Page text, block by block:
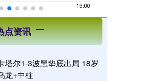
点资讯
塔尔1-3波黑垫底出局 18岁
龙+中柱